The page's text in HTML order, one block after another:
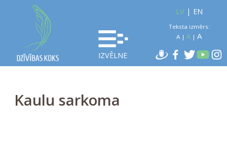
IZVĒLNE
LV| EN
Teksta izmērs:
A| A| A
Kaulu sarkoma